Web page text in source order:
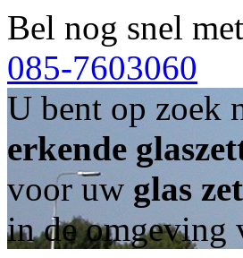
Bel nog snel met
085-7603060
U bent op zoek
erkende
voor uw glas
in de omgeving